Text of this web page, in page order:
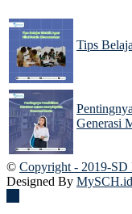
Tips
Generasi
© Copyright - 2019-SD
Designed By MySCH.id